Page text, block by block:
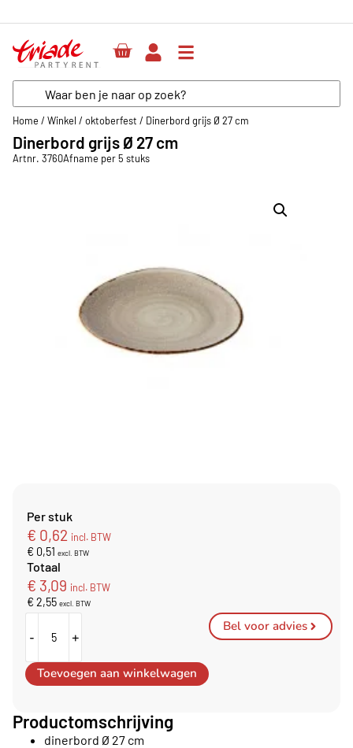
Home / Winkel / oktoberfest / Dinerbord grijs Ø 27 cm
Dinerbord grijs Ø 27 cm
Artnr. 3760Afname per 5 stuks
Per stuk
€ 0,62 incl. BTW
€ 0,51 excl. BTW
Totaal
€ 3,09 incl. BTW
€ 2,55 excl. BTW
- +
Toevoegen aan winkelwagen
Bel voor advies
Productomschrijving
dinerbord Ø 27 cm